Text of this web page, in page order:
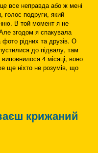
все неправда або ж мені
голос подруги, який
В той момент я не
згодом я спакувала
рідних та друзів. О
до підвалу, там
4 місяці, воно
ще ніхто не розумів, що
крижаний